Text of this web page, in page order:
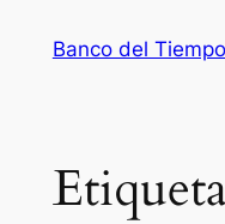
Banco del